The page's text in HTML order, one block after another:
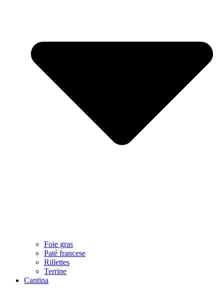
Foie gras
Paté francese
Rillettes
Terrine
Cantina